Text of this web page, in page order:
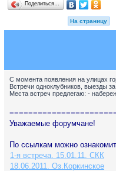
Поделиться…
На страницу
С момента появления на улицах
Встречи одноклубников, выезды
Места встреч предлегаю: -
Уважаемые форумчане!
По ссылкам можно
1-я встреча. 15.01.11. СКК
18.06.2011. Оз.Коркинское